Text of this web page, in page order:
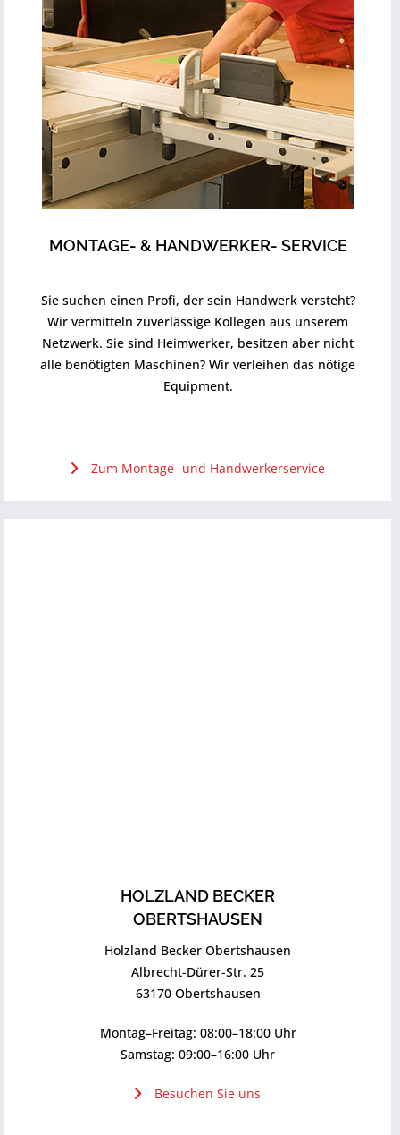
MONTAGE- & HANDWERKER- SERVICE
Sie suchen einen Profi, der sein Handwerk versteht?
Wir vermitteln zuverlässige Kollegen aus unserem
Netzwerk. Sie sind Heimwerker, besitzen aber nicht
alle benötigten Maschinen? Wir verleihen das nötige
Equipment.
Zum Montage- und Handwerkerservice
HOLZLAND BECKER
OBERTSHAUSEN
Holzland Becker Obertshausen
Albrecht-Dürer-Str. 25
63170 Obertshausen
Montag–Freitag: 08:00–18:00 Uhr
Samstag: 09:00–16:00 Uhr
Besuchen Sie uns